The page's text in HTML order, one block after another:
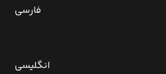
فارسی
انگلیسی